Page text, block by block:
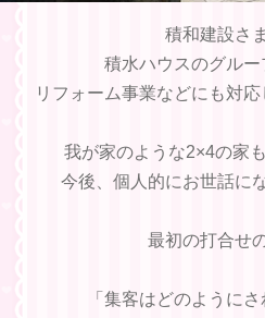
積和建設さ
積水ハウスのグルー
リフォーム事業などにも対応
我が家のような2×4の家
今後、個人的にお世話に
最初の打合せ
「集客はどのように